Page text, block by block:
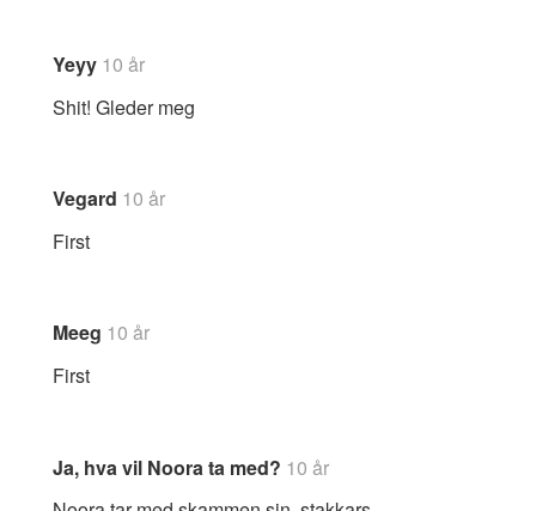
Yeyy 10 år
Shit! Gleder meg
Vegard 10 år
First
Meeg 10 år
First
Ja, hva vil Noora ta med? 10 år